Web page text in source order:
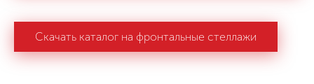
Скачать каталог на фронтальные стеллажи